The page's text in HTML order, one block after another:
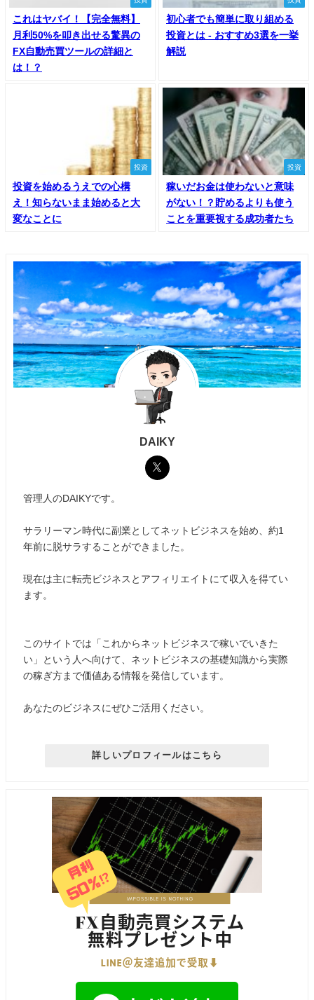
これはヤバイ！【完全無料】
月利50%を叩き出せる驚異の
FX自動売買ツールの詳細と
は！？
初心者でも簡単に取り組める
投資とは - おすすめ3選を一挙
解説
投資
投資を始めるうえでの心構
え！知らないまま始めると大
変なことに
投資
稼いだお金は使わないと意味
がない！？貯めるよりも使う
ことを重要視する成功者たち
DAIKY
管理人のDAIKYです。
サラリーマン時代に副業としてネットビジネスを始め、約1
年前に脱サラすることができました。
現在は主に転売ビジネスとアフィリエイトにて収入を得てい
ます。
このサイトでは「これからネットビジネスで稼いでいきた
い」という人へ向けて、ネットビジネスの基礎知識から実際
の稼ぎ方まで価値ある情報を発信しています。
あなたのビジネスにぜひご活用ください。
詳しいプロフィールはこちら